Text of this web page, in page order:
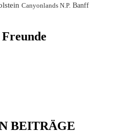
Canyonlands N.P. Banff
BEITRÄGE